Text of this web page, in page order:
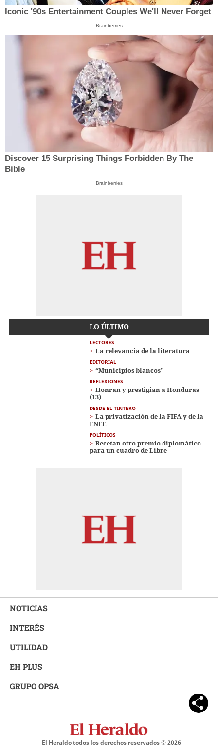
Iconic '90s Entertainment Couples We'll Never Forget
Brainberries
Discover 15 Surprising Things Forbidden By The
Bible
Brainberries
LO ÚLTIMO
LECTORES
La relevancia de la literatura
EDITORIAL
“Municipios blancos”
REFLEXIONES
Honran y prestigian a Honduras
(13)
DESDE EL TINTERO
La privatización de la FIFA y de la
ENEE
POLÍTICOS
Recetan otro premio diplomático
para un cuadro de Libre
NOTICIAS
INTERÉS
UTILIDAD
EH PLUS
GRUPO OPSA
El Heraldo todos los derechos reservados ©2026